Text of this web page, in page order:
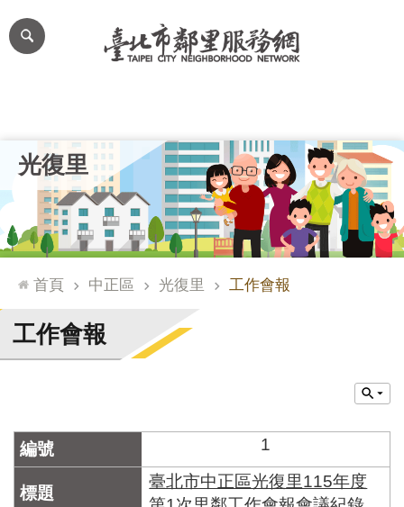
跳到主要內容區塊
網
站
台
通
臺
北
市
門
牌
合
光復里
首頁 中正區 光復里 工作會報
工作會報
1
臺北市中正區光復里115年度